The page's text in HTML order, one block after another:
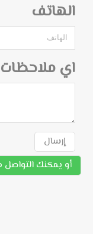
الهاتف
اي ملاحظات
إرسال
أو يمكنك التواصل